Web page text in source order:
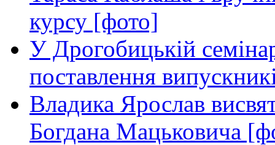
курсу [фото]
У Дрогобицькій
поставлення
Владика Ярослав
Богдана Мацьковича